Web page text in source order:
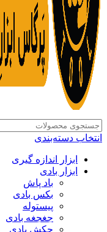
انتخاب دسته‌بندی
ابزار اندازه گیری
ابزار بادی
باد پاش
بکس بادی
پیستوله
جغجغه بادی
چکش بادی